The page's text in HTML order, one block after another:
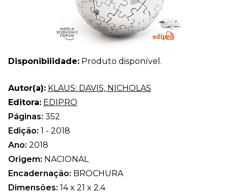
Disponibilidade: Produto disponível.
Autor(a): KLAUS: DAVIS, NICHOLAS
Editora: EDIPRO
Páginas: 352
Edição: 1 - 2018
Ano: 2018
Origem: NACIONAL
Encadernação: BROCHURA
Dimensões: 14 x 21 x 2.4